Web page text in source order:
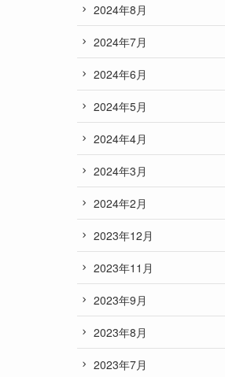
2024年8月
2024年7月
2024年6月
2024年5月
2024年4月
2024年3月
2024年2月
2023年12月
2023年11月
2023年9月
2023年8月
2023年7月